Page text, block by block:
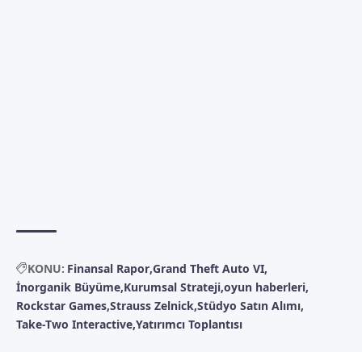
KONU: Finansal Rapor Grand Theft Auto VI
İnorganik Büyüme Kurumsal Strateji oyun haberleri
Rockstar Games Strauss Zelnick Stüdyo Satın Alımı
Take-Two Interactive Yatırımcı Toplantısı